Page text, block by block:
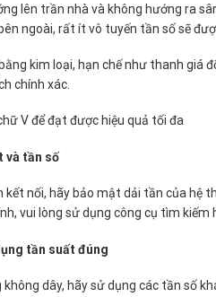
lên trần nhà và không hướng ra
ngoài, rất ít vô tuyến tần số sẽ
kim loại, hạn chế như thanh giá
chính xác.
V để đạt được hiệu quả tối đa
và tần số
nối, hãy bảo mật dải tần của hệ
vui lòng sử dụng công cụ tìm
tần suất đúng
không dây, hãy sử dụng các tần số